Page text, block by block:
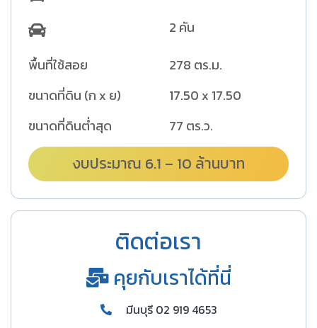
2 คัน
พื้นที่ใช้สอย
278 ตร.ม.
ขนาดที่ดิน (ก x ย)
17.50 x 17.50
ขนาดที่ดินต่ำสุด
77 ตร.ว.
งบประมาณ 6.1 – 10 ล้านบาท
ติดต่อเรา
คุยกับเราได้ที่นี่
มีนบุรี 02 919 4653